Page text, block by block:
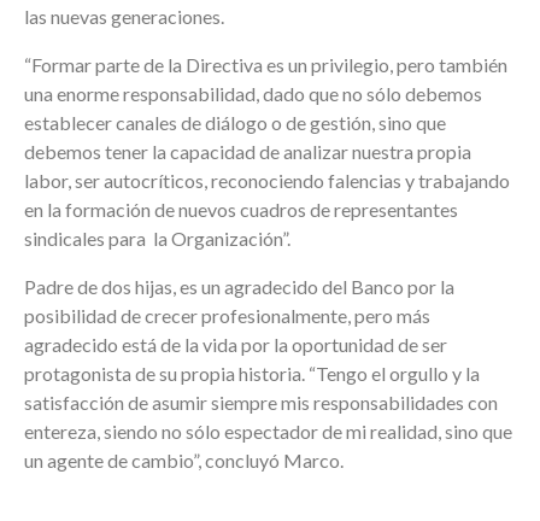
las nuevas generaciones.
“Formar parte de la Directiva es un privilegio, pero también
una enorme responsabilidad, dado que no sólo debemos
establecer canales de diálogo o de gestión, sino que
debemos tener la capacidad de analizar nuestra propia
labor, ser autocríticos, reconociendo falencias y trabajando
en la formación de nuevos cuadros de representantes
sindicales para la Organización”.
Padre de dos hijas, es un agradecido del Banco por la
posibilidad de crecer profesionalmente, pero más
agradecido está de la vida por la oportunidad de ser
protagonista de su propia historia. “Tengo el orgullo y la
satisfacción de asumir siempre mis responsabilidades con
entereza, siendo no sólo espectador de mi realidad, sino que
un agente de cambio”, concluyó Marco.